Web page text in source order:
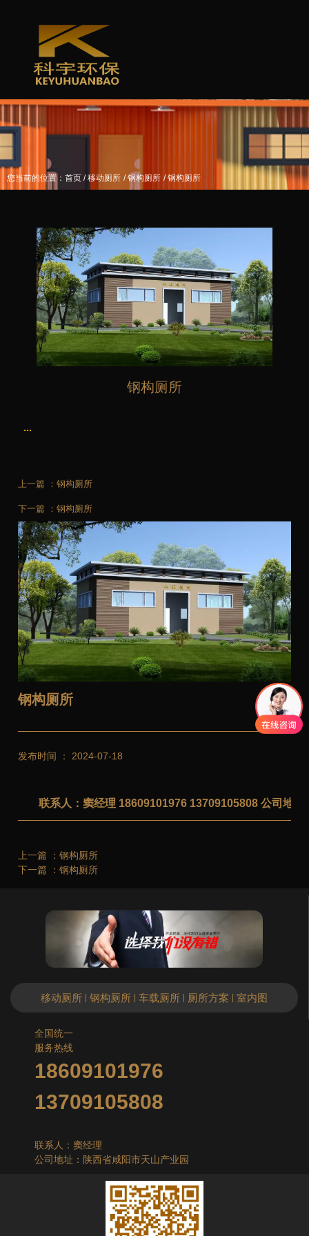
您当前的位置：首页 /移动厕所 /钢构厕所 /钢构厕所
钢构厕所
...
上一篇 ： 钢构厕所
下一篇 ： 钢构厕所
钢构厕所
发布时间 ： 2024-07-18
联系人：窦经理 18609101976 13709105808 公司地
上一篇 ： 钢构厕所
下一篇 ： 钢构厕所
移动厕所 钢构厕所 车载厕所 厕所方案 室内图
全国统一
服务热线
18609101976
13709105808
联系人：窦经理
公司地址：陕西省咸阳市天山产业园